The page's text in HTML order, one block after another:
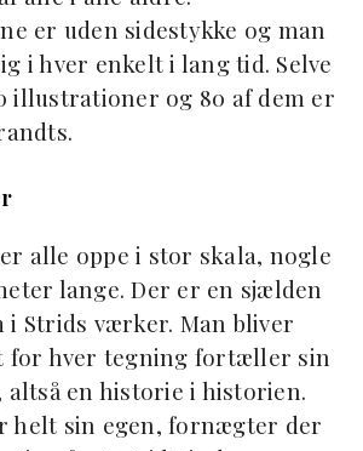
er uden sidestykke og man
i hver enkelt i lang tid. Selve
illustrationer og 80 af dem er
alle oppe i stor skala, nogle
lange. Der er en sjælden
i Strids værker. Man bliver
for hver tegning fortæller sin
altså en historie i historien.
helt sin egen, fornægter der